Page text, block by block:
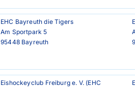
EHC Bayreuth die Tigers
Am Sportpark 5
95448 Bayreuth
Eishockeyclub Freiburg e. V. (EHC